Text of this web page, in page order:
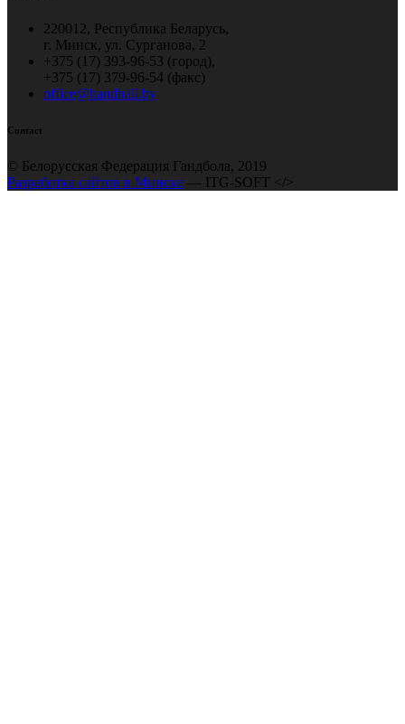
220012, Республика Беларусь,
г. Минск, ул. Сурганова, 2
+375 (17) 393-96-53 (город),
+375 (17) 379-96-54 (факс)
office@handball.by
Contact
© Белорусская Федерация Гандбола, 2019
Разработка сайтов в Минске — ITG-SOFT </>